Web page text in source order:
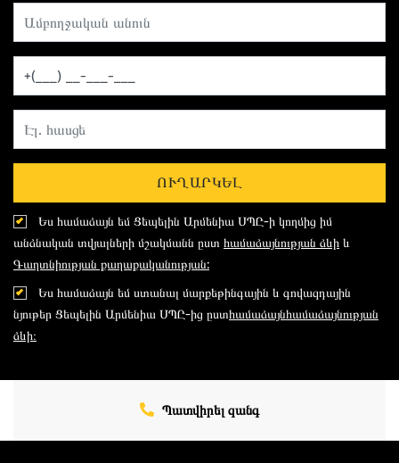
ՈՒՂԱՐԿԵԼ
Ես համաձայն եմ Ցեպելին Արմենիա ՍՊԸ-ի կողմից իմ
անձնական տվյալների մշակմանն ըստ համաձայնության ձևի և
Գաղտնիության քաղաքականության:
Ես համաձայն եմ ստանալ մարքեթինգային և գովազդային
նյութեր Ցեպելին Արմենիա ՍՊԸ-ից ըստհամաձայնհամաձայնության
ձևի։
Պատվիրել զանգ